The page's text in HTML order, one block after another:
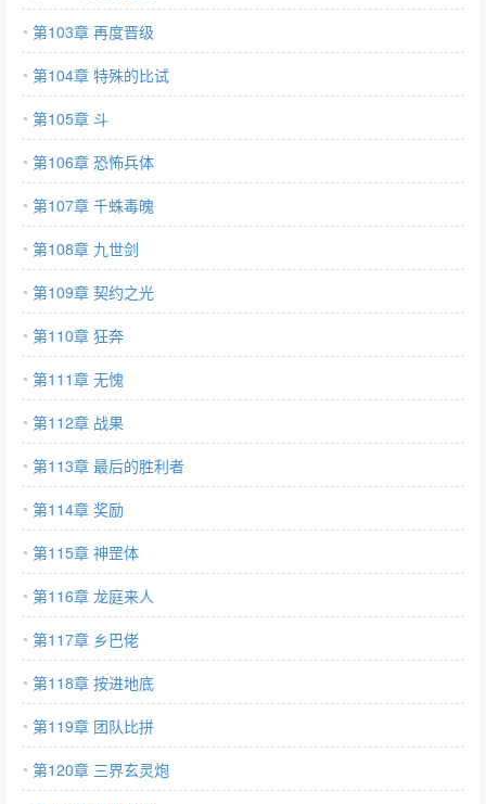
第103章 再度晋级
第104章 特殊的比试
第105章 斗
第106章 恐怖兵体
第107章 千蛛毒魄
第108章 九世剑
第109章 契约之光
第110章 狂奔
第111章 无愧
第112章 战果
第113章 最后的胜利者
第114章 奖励
第115章 神罡体
第116章 龙庭来人
第117章 乡巴佬
第118章 按进地底
第119章 团队比拼
第120章 三界玄灵炮